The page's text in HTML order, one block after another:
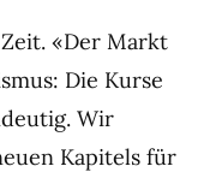
«Der Markt
Die Kurse
Wir
Kapitels für